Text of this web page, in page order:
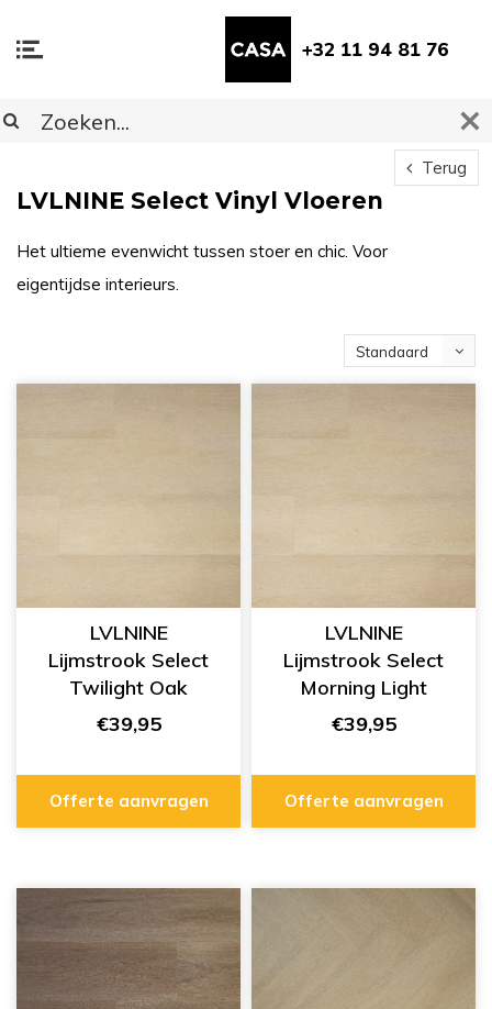
+32 11 94 81 76
Terug
LVLNINE Select Vinyl Vloeren
Het ultieme evenwicht tussen stoer en chic. Voor
eigentijdse interieurs.
Standaard
LVLNINE
Lijmstrook Select
Twilight Oak
L203007
€39,95
Offerte aanvragen
LVLNINE
Lijmstrook Select
Morning Light
L203005
€39,95
Offerte aanvragen